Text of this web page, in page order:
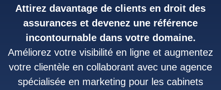
Attirez davantage de clients en droit des
assurances et devenez une référence
incontournable dans votre domaine.
Améliorez votre visibilité en ligne et augmentez
votre clientèle en collaborant avec une agence
spécialisée en marketing pour les cabinets